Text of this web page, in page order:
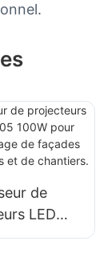
de
LED
100W